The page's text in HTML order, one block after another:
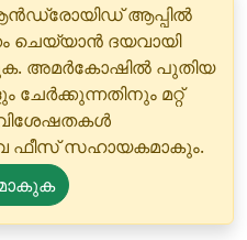
ആപ്പിൽ
ചെയ്യാൻ ദയവായി
അമർകോഷിൽ പുതിയ
മറ്റ്
ഫീസ് സഹായകമാകും.